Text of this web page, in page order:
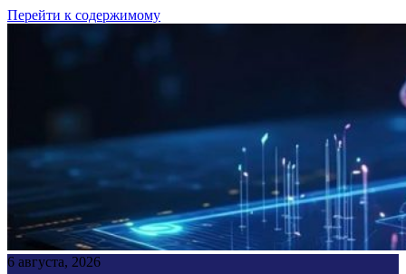
Перейти к содержимому
6 августа, 2026